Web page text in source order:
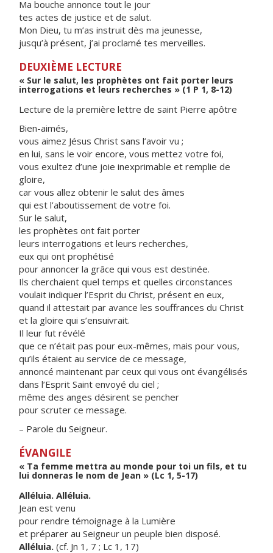
Ma bouche annonce tout le jour
tes actes de justice et de salut.
Mon Dieu, tu m’as instruit dès ma jeunesse,
jusqu’à présent, j’ai proclamé tes merveilles.
DEUXIÈME LECTURE
« Sur le salut, les prophètes ont fait porter leurs
interrogations et leurs recherches » (1 P 1, 8-12)
Lecture de la première lettre de saint Pierre apôtre
Bien-aimés,
vous aimez Jésus Christ sans l’avoir vu ;
en lui, sans le voir encore, vous mettez votre foi,
vous exultez d’une joie inexprimable et remplie de
gloire,
car vous allez obtenir le salut des âmes
qui est l’aboutissement de votre foi.
Sur le salut,
les prophètes ont fait porter
leurs interrogations et leurs recherches,
eux qui ont prophétisé
pour annoncer la grâce qui vous est destinée.
Ils cherchaient quel temps et quelles circonstances
voulait indiquer l’Esprit du Christ, présent en eux,
quand il attestait par avance les souffrances du Christ
et la gloire qui s’ensuivrait.
Il leur fut révélé
que ce n’était pas pour eux-mêmes, mais pour vous,
qu’ils étaient au service de ce message,
annoncé maintenant par ceux qui vous ont évangélisés
dans l’Esprit Saint envoyé du ciel ;
même des anges désirent se pencher
pour scruter ce message.
– Parole du Seigneur.
ÉVANGILE
« Ta femme mettra au monde pour toi un fils, et tu
lui donneras le nom de Jean » (Lc 1, 5-17)
Alléluia. Alléluia.
Jean est venu
pour rendre témoignage à la Lumière
et préparer au Seigneur un peuple bien disposé.
Alléluia. (cf. Jn 1, 7 ; Lc 1, 17)